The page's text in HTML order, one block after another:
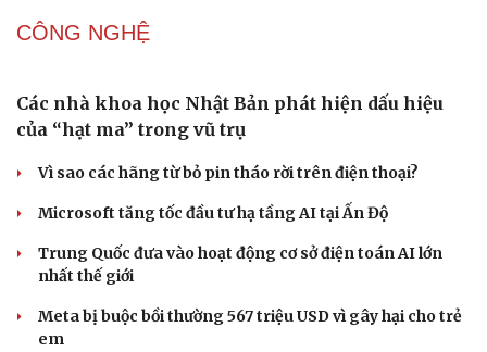
Làm đẹp - giảm cân
CÔNG NGHỆ
Các nhà khoa học Nhật Bản phát hiện dấu hiệu